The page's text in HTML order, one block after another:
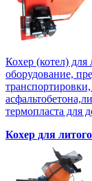
Кохер (котел)
оборудование,
термопласта для
Кохер для